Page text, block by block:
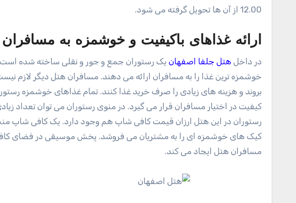
12.00 از آن ها تحویل گرفته می شود.
ارائه غذاهای باکیفیت و خوشمزه به
در داخل هتل جلفا اصفهان یک رستوران جمع و جور و نقلی ساخته شده است که
خوشمزه ترین غذا را به مسافران ارائه می دهند. مسافران هتل دیگر لازم
بروند و هزینه های زیادی را صرف خرید غذا کنند. تمام غذاهای خوشمزه
کیفیت در اختیار مسافران قرار می گیرد. در منوی رستوران می توان تعداد
رستوران در این هتل ارزان قیمت کافی شاپ هم وجود دارد. یک کافی شاپ
کیک های خوشمزه ای را به مشتریان می فروشد.‌ پخش موسیقی در فضای
مسافران هتل ایجاد می کند.